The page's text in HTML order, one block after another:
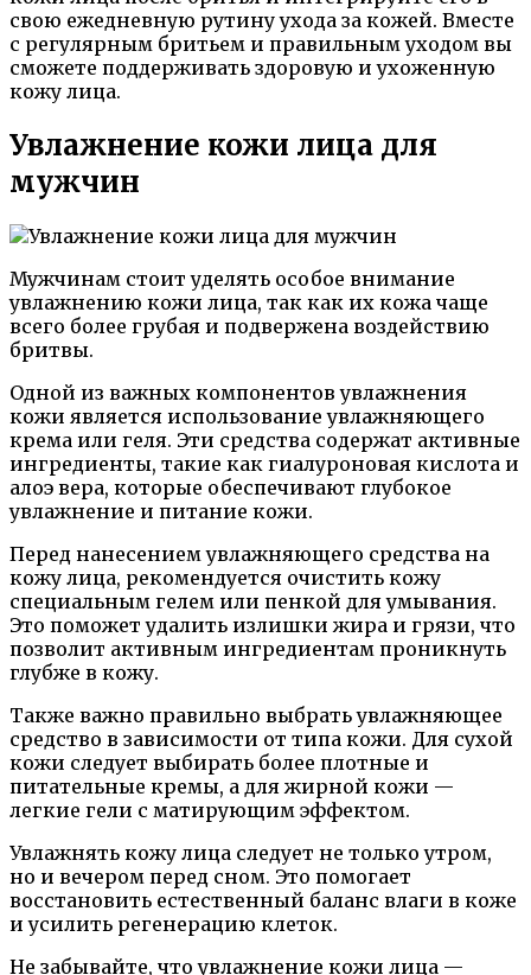
свою ежедневную рутину ухода за кожей. Вместе
с регулярным бритьем и правильным уходом вы
сможете поддерживать здоровую и ухоженную
кожу лица.
Увлажнение кожи лица для
мужчин
Мужчинам стоит уделять особое внимание
увлажнению кожи лица, так как их кожа чаще
всего более грубая и подвержена воздействию
бритвы.
Одной из важных компонентов увлажнения
кожи является использование увлажняющего
крема или геля. Эти средства содержат активные
ингредиенты, такие как гиалуроновая кислота и
алоэ вера, которые обеспечивают глубокое
увлажнение и питание кожи.
Перед нанесением увлажняющего средства на
кожу лица, рекомендуется очистить кожу
специальным гелем или пенкой для умывания.
Это поможет удалить излишки жира и грязи, что
позволит активным ингредиентам проникнуть
глубже в кожу.
Также важно правильно выбрать увлажняющее
средство в зависимости от типа кожи. Для сухой
кожи следует выбирать более плотные и
питательные кремы, а для жирной кожи —
легкие гели с матирующим эффектом.
Увлажнять кожу лица следует не только утром,
но и вечером перед сном. Это помогает
восстановить естественный баланс влаги в коже
и усилить регенерацию клеток.
Не забывайте, что увлажнение кожи лица —